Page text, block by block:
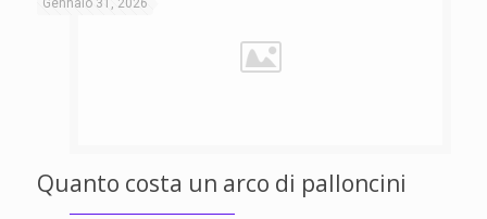
Quanto costa un arco di palloncini